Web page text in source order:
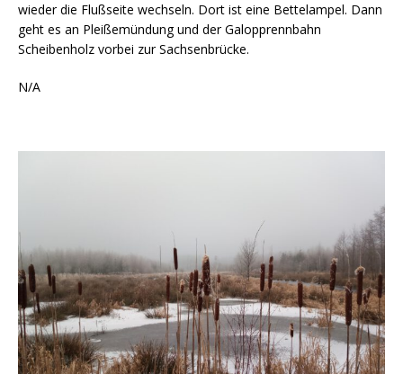
wieder die Flußseite wechseln. Dort ist eine Bettelampel. Dann
geht es an Pleißemündung und der Galopprennbahn
Scheibenholz vorbei zur Sachsenbrücke.
N/A